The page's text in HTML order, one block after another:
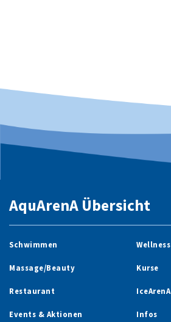
AquArenA Übersicht
Schwimmen Wellness
Massage/Beauty Kurse
Restaurant IceArenA
Events & Aktionen Infos